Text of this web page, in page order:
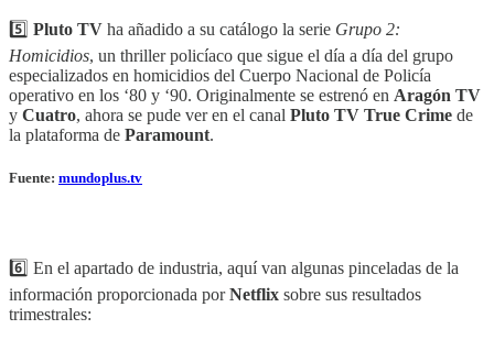
5️⃣ Pluto TV ha añadido a su catálogo la serie Grupo 2:
Homicidios, un thriller policíaco que sigue el día a día del grupo
especializados en homicidios del Cuerpo Nacional de Policía
operativo en los ‘80 y ‘90. Originalmente se estrenó en Aragón TV
y Cuatro, ahora se pude ver en el canal Pluto TV True Crime de
la plataforma de Paramount.
Fuente: mundoplus.tv
6️⃣ En el apartado de industria, aquí van algunas pinceladas de la
información proporcionada porNetflix sobre sus resultados
trimestrales: